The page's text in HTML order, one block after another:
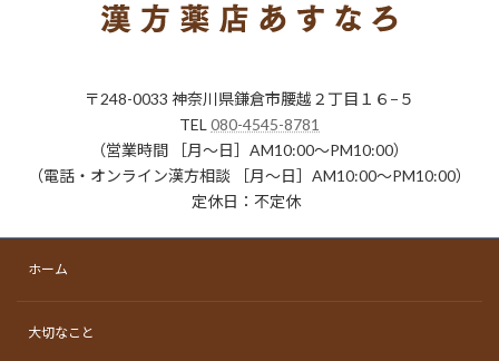
〒248-0033 神奈川県鎌倉市腰越２丁目１６−５
TEL 080-4545-8781
（営業時間 ［月〜日］AM10:00～PM10:00）
（電話・オンライン漢方相談 ［月〜日］AM10:00～PM10:00）
定休日：不定休
ホーム
大切なこと